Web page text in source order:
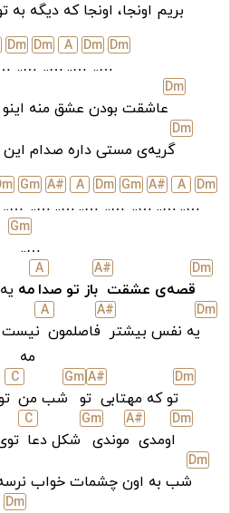
بریم اونجا، اونجا که دیگه
Dm
…..
Dm
…..
A
…..
Dm
…..
Dm
Dm
عاشقت بودن عشق منه اینو
Dm
گریه‌ی مستی داره صدام
Dm
…..
A
…..
A#
…..
Gm
…..
Dm
…..
A
…..
A#
…..
Gm
…..
m
…..
Gm
Dm
قصه‌ی عشقت
A#
باز تو صدا
A
مه
Dm
یه نفس بیشتر
A#
فاصلمون
A
نیست
مه
Dm
تو که مهتابی
A#
تو
Gm
شب من
C
Dm
اومدی
A#
موندی
Gm
شکل دعا
C
Dm
شب به اون چشمات خواب
Dm